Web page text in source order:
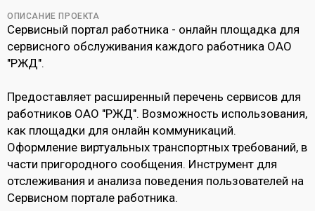
ОПИСАНИЕ ПРОЕКТА
Сервисный портал работника - онлайн площадка для
сервисного обслуживания каждого работника ОАО
"РЖД".
Предоставляет расширенный перечень сервисов для
работников ОАО "РЖД". Возможность использования,
как площадки для онлайн коммуникаций.
Оформление виртуальных транспортных требований, в
части пригородного сообщения. Инструмент для
отслеживания и анализа поведения пользователей на
Сервисном портале работника.